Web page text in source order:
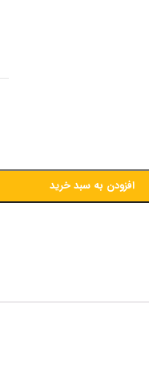
افزودن به سبد خرید